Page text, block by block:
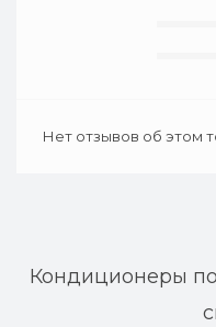
Нет отзывов об этом
Кондиционеры